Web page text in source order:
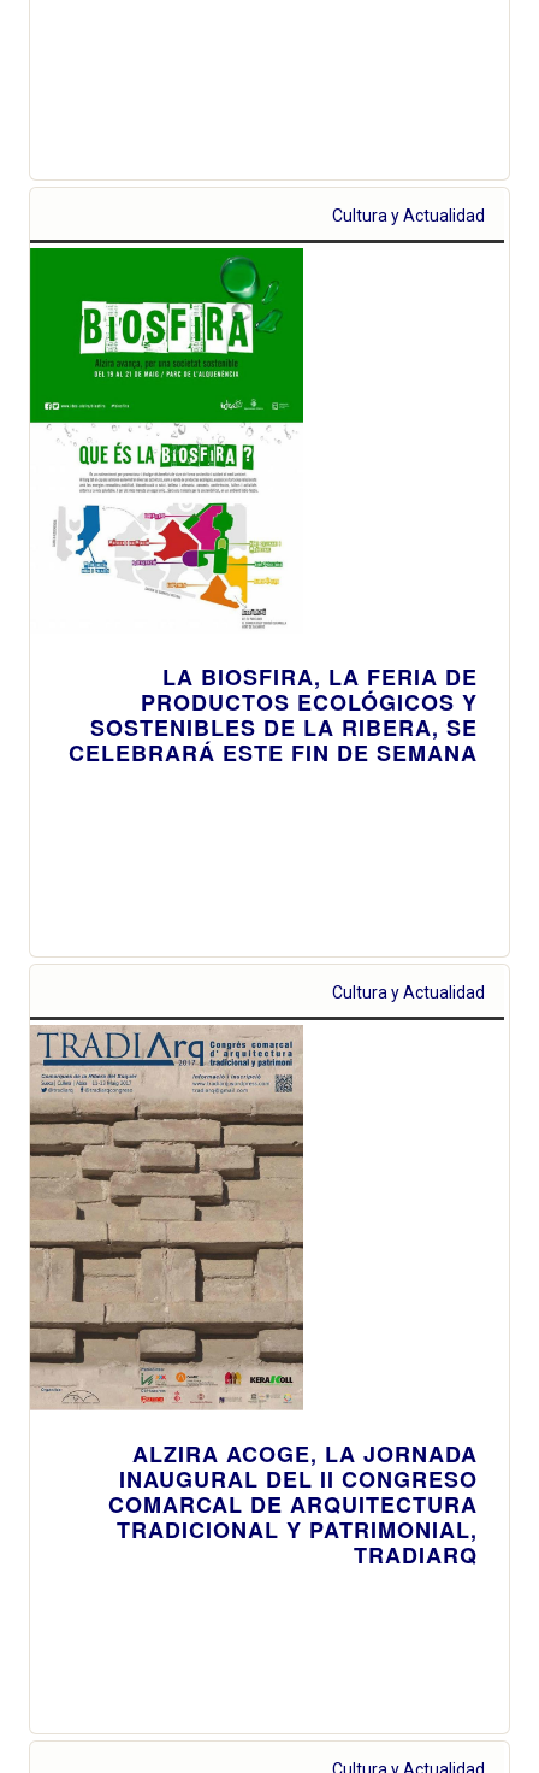
Cultura y Actualidad
LA BIOSFIRA, LA FERIA DE
PRODUCTOS ECOLÓGICOS Y
SOSTENIBLES DE LA RIBERA, SE
CELEBRARÁ ESTE FIN DE SEMANA
Cultura y Actualidad
ALZIRA ACOGE, LA JORNADA
INAUGURAL DEL II CONGRESO
COMARCAL DE ARQUITECTURA
TRADICIONAL Y PATRIMONIAL,
TRADIARQ
Cultura y Actualidad